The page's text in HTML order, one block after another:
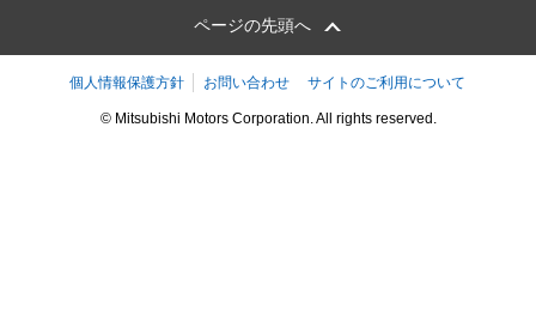
ページの先頭へ
個人情報保護方針 お問い合わせ サイトのご利用について
© Mitsubishi Motors Corporation. All rights reserved.